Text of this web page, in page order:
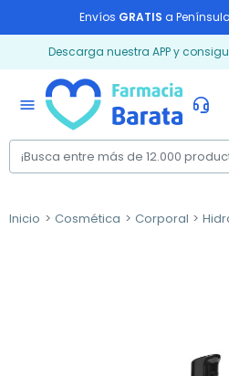
Envíos GRATIS a
Descarga nuestra APP y
menu
Inicio Cosmética Corporal